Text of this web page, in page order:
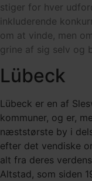
stiger for hver
inkluderende
om at vinde, men
grine af sig selv og
Lübeck
Lübeck er en af
kommuner, og er,
næststørste by i
efter det vendiske
alt fra deres
Altstad, som siden